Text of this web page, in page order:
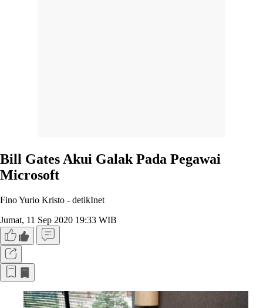
Bill Gates Akui Galak Pada Pegawai
Microsoft
Fino Yurio Kristo - detikInet
Jumat, 11 Sep 2020 19:33 WIB